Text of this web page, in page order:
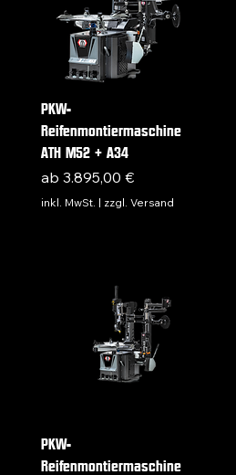
PKW-
Reifenmontiermaschine
ATH M52 + A34
ab 3.895,00 €
Sale-Preis
inkl. MwSt. | zzgl. Versand
PKW-
Reifenmontiermaschine